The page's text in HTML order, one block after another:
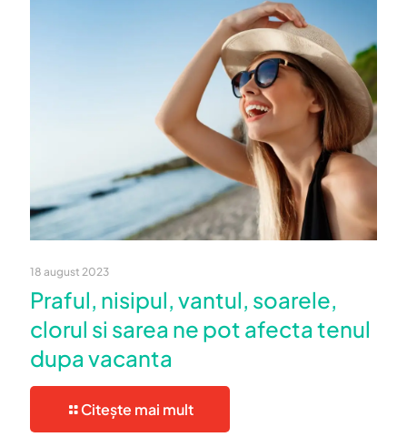
18 august 2023
Praful, nisipul, vantul, soarele,
clorul si sarea ne pot afecta tenul
dupa vacanta
Citește mai mult